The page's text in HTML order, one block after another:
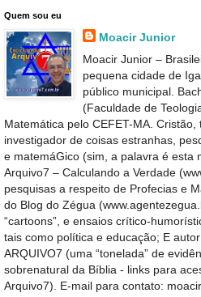
Quem sou eu
Moacir Junior
Moacir Junior –
pequena cidade de
público municipal.
(Faculdade de
Matemática pelo CEFET-MA.
investigador de coisas estranhas,
e matemáGico (sim, a palavra é esta
Arquivo7 – Calculando a Verdade
pesquisas a respeito de Profecias e
do Blog do Zégua
“cartoons”, e ensaios crítico-
tais como política e educação; E
ARQUIVO7 (uma “tonelada” de
sobrenatural da Bíblia - links para
Arquivo7). E-mail para contato: